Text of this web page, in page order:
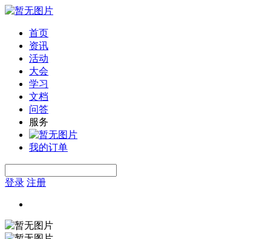
首页
资讯
活动
大会
学习
文档
问答
服务
我的订单
登录 注册